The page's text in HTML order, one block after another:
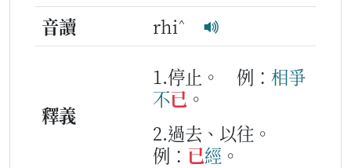
音讀 rhi^
釋義
1.停止。 例： 相爭
不已 。
2.過去、以往。
例： 已經 。